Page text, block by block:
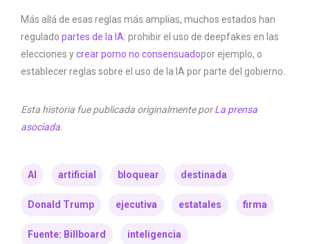
Más allá de esas reglas más amplias, muchos estados han
regulado partes de la IA: prohibir el uso de deepfakes en las
elecciones ycrear porno no consensuadopor ejemplo, o
establecer reglas sobre el uso de la IA por parte del gobierno.
Esta historia fue publicada originalmente porLa prensa
asociada.
AI artificial bloquear destinada
Donald Trump ejecutiva estatales firma
Fuente: Billboard inteligencia